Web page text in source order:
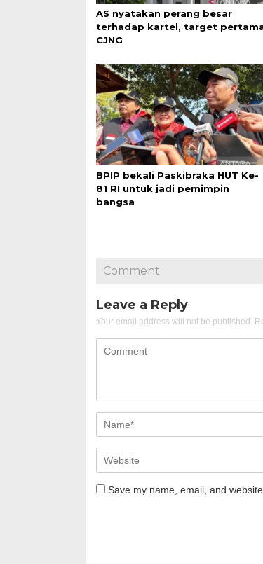
AS nyatakan perang besar
terhadap kartel, target
CJNG
BPIP bekali Paskibraka HUT Ke-
81 RI untuk jadi pemimpin
bangsa
Comment
Leave a Reply
Your email address will not be published.
Save my name, email, and